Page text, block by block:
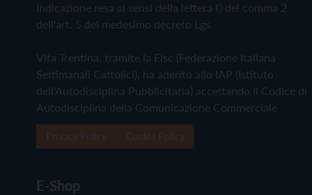
Indicazione resa ai sensi della lettera f) del comma 2
dell'art. 5 del medesimo decreto Lgs.
Vita Trentina, tramite la Fisc (Federazione Italiana
Settimanali Cattolici), ha aderito allo IAP (Istituto
dell'Autodisciplina Pubblicitaria) accettando il Codice di
Autodisciplina della Comunicazione Commerciale
E-Shop